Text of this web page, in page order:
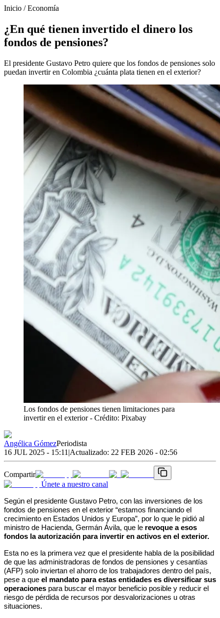
Inicio /Economía
¿En qué tienen invertido el dinero los
fondos de pensiones?
El presidente Gustavo Petro quiere que los fondos de pensiones solo
puedan invertir en Colombia ¿cuánta plata tienen en el exterior?
Los fondos de pensiones tienen limitaciones para
invertir en el exterior - Crédito: Pixabay
Angélica GómezPeriodista
16 JUL 2025 - 15:11 |Actualizado: 22 FEB 2026 - 02:56
Compartir
Únete a nuestro canal
Según el presidente Gustavo Petro, con las inversiones de los
fondos de pensiones en el exterior “estamos financiando el
crecimiento en Estados Unidos y Europa”, por lo que le pidió al
ministro de Hacienda, Germán Ávila, que le revoque a esos
fondos la autorización para invertir en activos en el exterior.
Esta no es la primera vez que el presidente habla de la posibilidad
de que las administradoras de fondos de pensiones y cesantías
(AFP) solo inviertan el ahorro de los trabajadores dentro del país,
pese a que el mandato para estas entidades es diversificar sus
operaciones para buscar el mayor beneficio posible y reducir el
riesgo de pérdida de recursos por desvalorizaciones u otras
situaciones.